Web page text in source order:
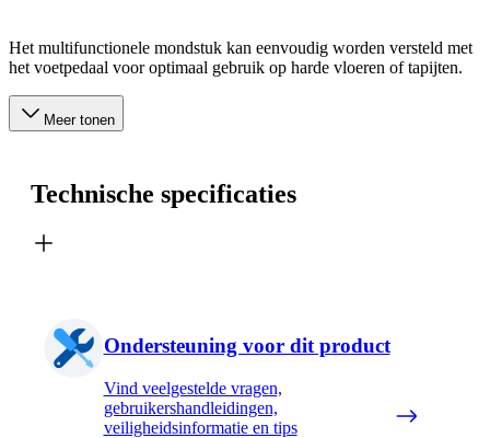
Het multifunctionele mondstuk kan eenvoudig worden versteld met
het voetpedaal voor optimaal gebruik op harde vloeren of tapijten.
Meer tonen
Technische specificaties
Ondersteuning voor dit product
Vind veelgestelde vragen,
gebruikershandleidingen,
veiligheidsinformatie en tips